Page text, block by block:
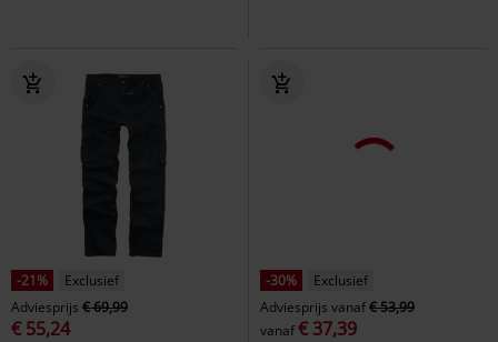
-21%
Exclusief
Adviesprijs € 69,99
€ 55,24
-30%
Exclusief
Adviesprijs vanaf€ 53,99
vanaf€ 37,39